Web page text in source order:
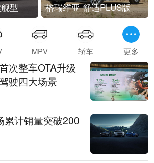
型 格瑞维亚 舒适PLUS版
MPV 轿车 更多
次整车OTA升级
驶四大场景
累计销量突破200